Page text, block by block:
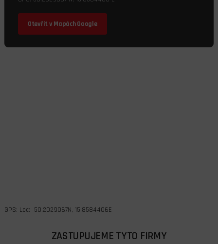
Otevřít v Mapách Google
GPS: Loc: 50.2029067N, 15.8584406E
ZASTUPUJEME TYTO FIRMY